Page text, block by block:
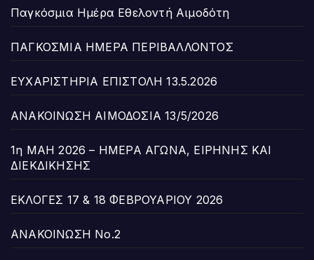
Παγκόσμια Ημέρα Εθελοντή Αιμοδότη
ΠΑΓΚΟΣΜΙΑ ΗΜΕΡΑ ΠΕΡΙΒΑΛΛΟΝΤΟΣ
ΕΥΧΑΡΙΣΤΗΡΙΑ ΕΠΙΣΤΟΛΗ 13.5.2026
ΑΝΑΚΟΙΝΩΣΗ ΑΙΜΟΔΟΣΙΑ 13/5/2026
1η ΜΑΗ 2026 – ΗΜΕΡΑ ΑΓΩΝΑ, ΕΙΡΗΝΗΣ ΚΑΙ
ΔΙΕΚΔΙΚΗΣΗΣ
ΕΚΛΟΓΕΣ 17 & 18 ΦΕΒΡΟΥΑΡΙΟΥ 2026
ΑΝΑΚΟΙΝΩΣΗ Νο.2